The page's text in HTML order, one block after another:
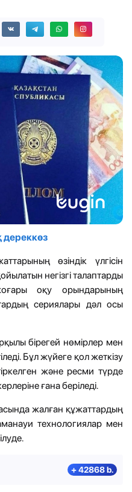
өзіндік үлгісін
негізгі талаптарды
оқу орындарының
сериялары дәл осы
бірегей нөмірлер мен
Бұл жүйеге қол жеткізу
және ресми түрде
ғана беріледі.
жалған құжаттардың
технологиялар мен
+ 42868 b.